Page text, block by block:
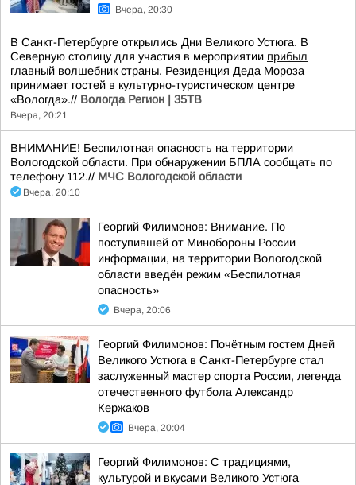
Вчера, 20:30
В Санкт-Петербурге открылись Дни Великого Устюга. В
Северную столицу для участия в мероприятии прибыл
главный волшебник страны. Резиденция Деда Мороза
принимает гостей в культурно-туристическом центре
«Вологда».// Вологда Регион | 35ТВ
Вчера, 20:21
ВНИМАНИЕ! Беспилотная опасность на территории
Вологодской области. При обнаружении БПЛА сообщать по
телефону 112.// МЧС Вологодской области
Вчера, 20:10
Георгий Филимонов: Внимание. По
поступившей от Минобороны России
информации, на территории Вологодской
области введён режим «Беспилотная
опасность»
Вчера, 20:06
Георгий Филимонов: Почётным гостем Дней
Великого Устюга в Санкт-Петербурге стал
заслуженный мастер спорта России, легенда
отечественного футбола Александр
Кержаков
Вчера, 20:04
Георгий Филимонов: С традициями,
культурой и вкусами Великого Устюга